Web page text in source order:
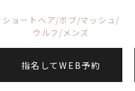
ショートヘア/ボブ/マッシュ/
ウルフ/メンズ
指名してWEB予約